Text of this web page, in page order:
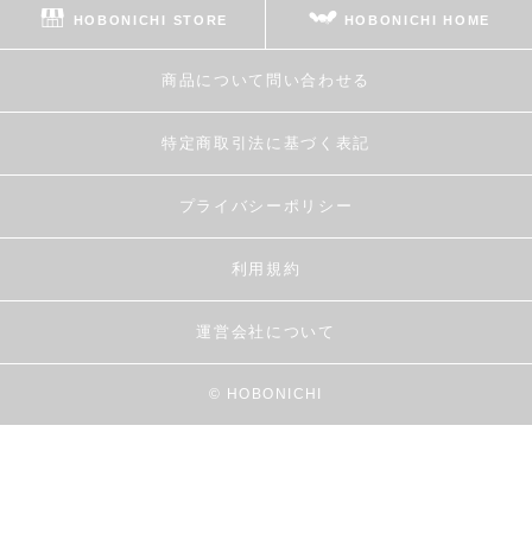
HOBONICHI STORE HOBONICHI HOME
商品について問い合わせる
特定商取引法に基づく表記
プライバシーポリシー
利用規約
運営会社について
© HOBONICHI